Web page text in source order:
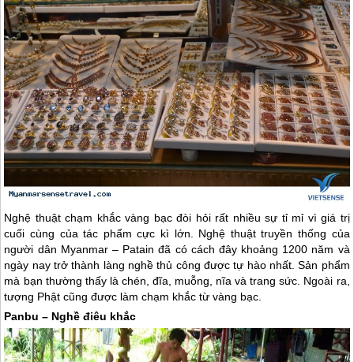
Nghệ thuật chạm khắc vàng bạc đòi hỏi rất nhiều sự tỉ mỉ vì giá trị
cuối cùng của tác phẩm cực kì lớn. Nghệ thuật truyền thống của
người dân Myanmar– Patain đã có cách đây khoảng 1200 năm và
ngày nay trở thành làng nghề thủ công được tự hào nhất. Sản phẩm
mà bạn thường thấy là chén, đĩa, muỗng, nĩa và trang sức. Ngoài ra,
tượng Phật cũng được làm chạm khắc từ vàng bạc.
Panbu – Nghề điêu khắc